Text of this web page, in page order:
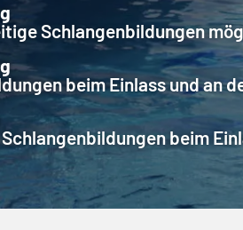
Schlangenbildungen
beim Einlass und an
beim